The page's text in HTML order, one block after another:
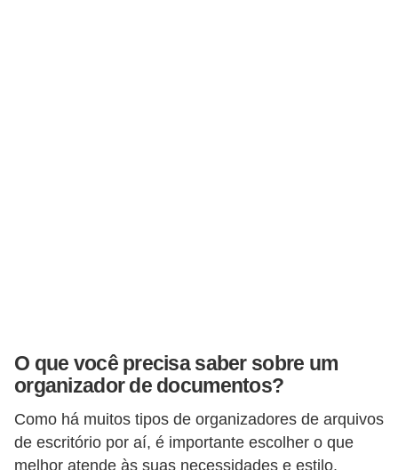
O que você precisa saber sobre um
organizador de documentos?
Como há muitos tipos de organizadores de arquivos
de escritório por aí, é importante escolher o que
melhor atende às suas necessidades e estilo.
G
T
A
S